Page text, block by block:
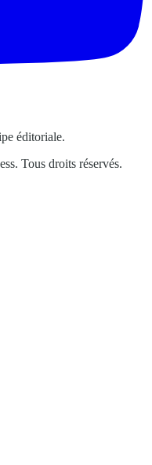
éditoriale.
Tous droits réservés.